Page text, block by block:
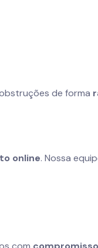
de forma
online. Nossa